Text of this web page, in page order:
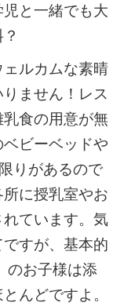
と一緒でも大
ルカムな素晴
ません！レス
乳食の用意が無
ビーベッドや
りがあるので
に授乳室やお
ています。気
すが、基本的
のお子様は添
んどですよ。